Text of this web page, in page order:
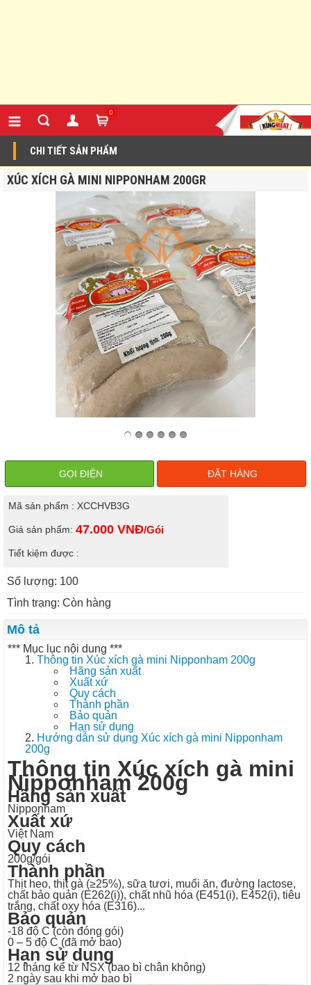
0
CHI TIẾT SẢN PHẨM
XÚC XÍCH GÀ MINI NIPPONHAM 200GR
GỌI ĐIỆN ĐẶT HÀNG
Mã sản phẩm : XCCHVB3G
Giá sản phẩm: 47.000 VNĐ/Gói
Tiết kiệm được :
Số lượng: 100
Tình trạng: Còn hàng
Mô tả
*** Mục lục nội dung ***
Thông tin Xúc xích gà mini Nipponham 200g
Hãng sản xuất
Xuất xứ
Quy cách
Thành phần
Bảo quản
Hạn sử dụng
Hướng dẫn sử dụng Xúc xích gà mini Nipponham
200g
Thông tin Xúc xích gà mini
Nipponham 200g
Hãng sản xuất
Nipponham
Xuất xứ
Việt Nam
Quy cách
200g/gói
Thành phần
Thịt heo, thịt gà (≥25%), sữa tươi, muối ăn, đường lactose,
chất bảo quản (E262(i)), chất nhũ hóa (E451(i), E452(i), tiêu
trắng, chất oxy hóa (E316)...
Bảo quản
-18 độ C (còn đóng gói)
0 – 5 độ C (đã mở bao)
Hạn sử dụng
12 tháng kể từ NSX (bao bì chân không)
2 ngày sau khi mở bao bì